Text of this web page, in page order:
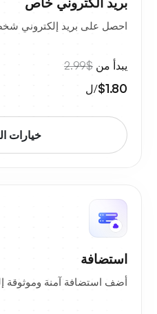
احصل على بريد إلكتروني
يبدأ من $2.99
$1.80/ل
خيارات
استضافة
أضف استضافة آمنة وموثوقة